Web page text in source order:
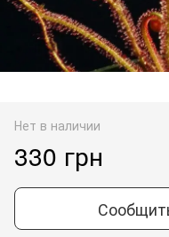
Нет в наличии
330 грн